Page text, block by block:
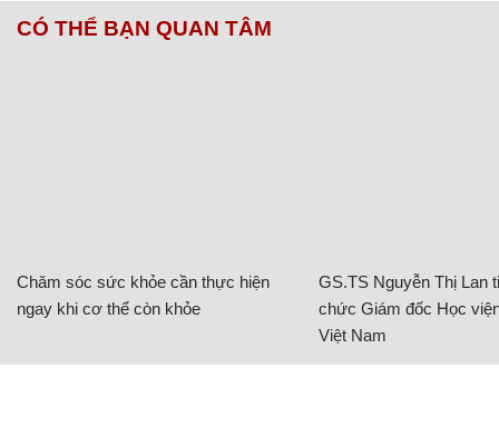
CÓ THỂ BẠN QUAN TÂM
Chăm sóc sức khỏe cần thực hiện
ngay khi cơ thể còn khỏe
GS.TS Nguyễn Thị Lan
chức Giám đốc Học
Việt Nam